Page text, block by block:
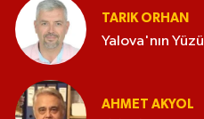
TARIK ORHAN
Yalova'nın Yüzü
AHMET AKYOL